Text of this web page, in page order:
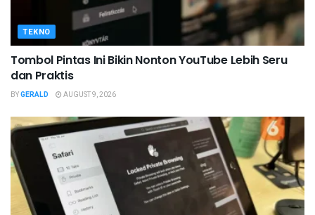
TEKNO
Tombol Pintas Ini Bikin Nonton YouTube Lebih Seru
dan Praktis
BYGERALD AUGUST 9, 2026